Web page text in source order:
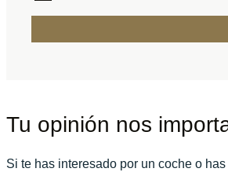
Tu opinión nos
Si te has interesado por un coche o